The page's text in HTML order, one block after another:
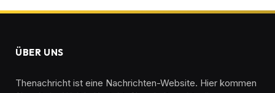
ÜBER UNS
Thenachricht ist eine Nachrichten-Website. Hier kommen